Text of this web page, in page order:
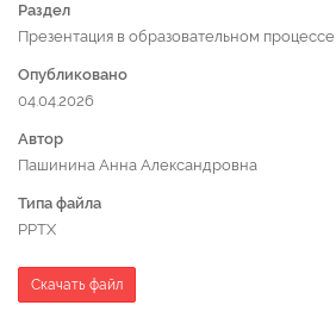
Раздел
Презентация в образовательном процессе
Опубликовано
04.04.2026
Автор
Пашинина Анна Александровна
Типа файла
PPTX
Скачать файл